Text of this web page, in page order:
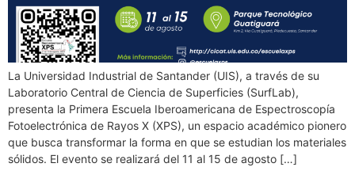
La Universidad Industrial de Santander (UIS), a través de su
Laboratorio Central de Ciencia de Superficies (SurfLab),
presenta la Primera Escuela Iberoamericana de Espectroscopía
Fotoelectrónica de Rayos X (XPS), un espacio académico pionero
que busca transformar la forma en que se estudian los materiales
sólidos. El evento se realizará del 11 al 15 de agosto […]